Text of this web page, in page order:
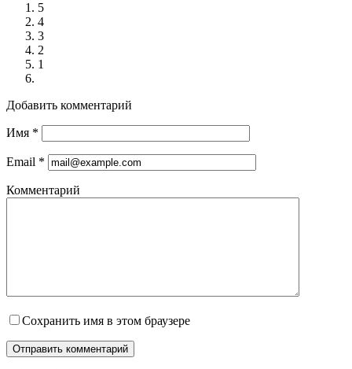
5
4
3
2
1
Добавить комментарий
Имя *
Email *
Комментарий
Сохранить имя в этом браузере